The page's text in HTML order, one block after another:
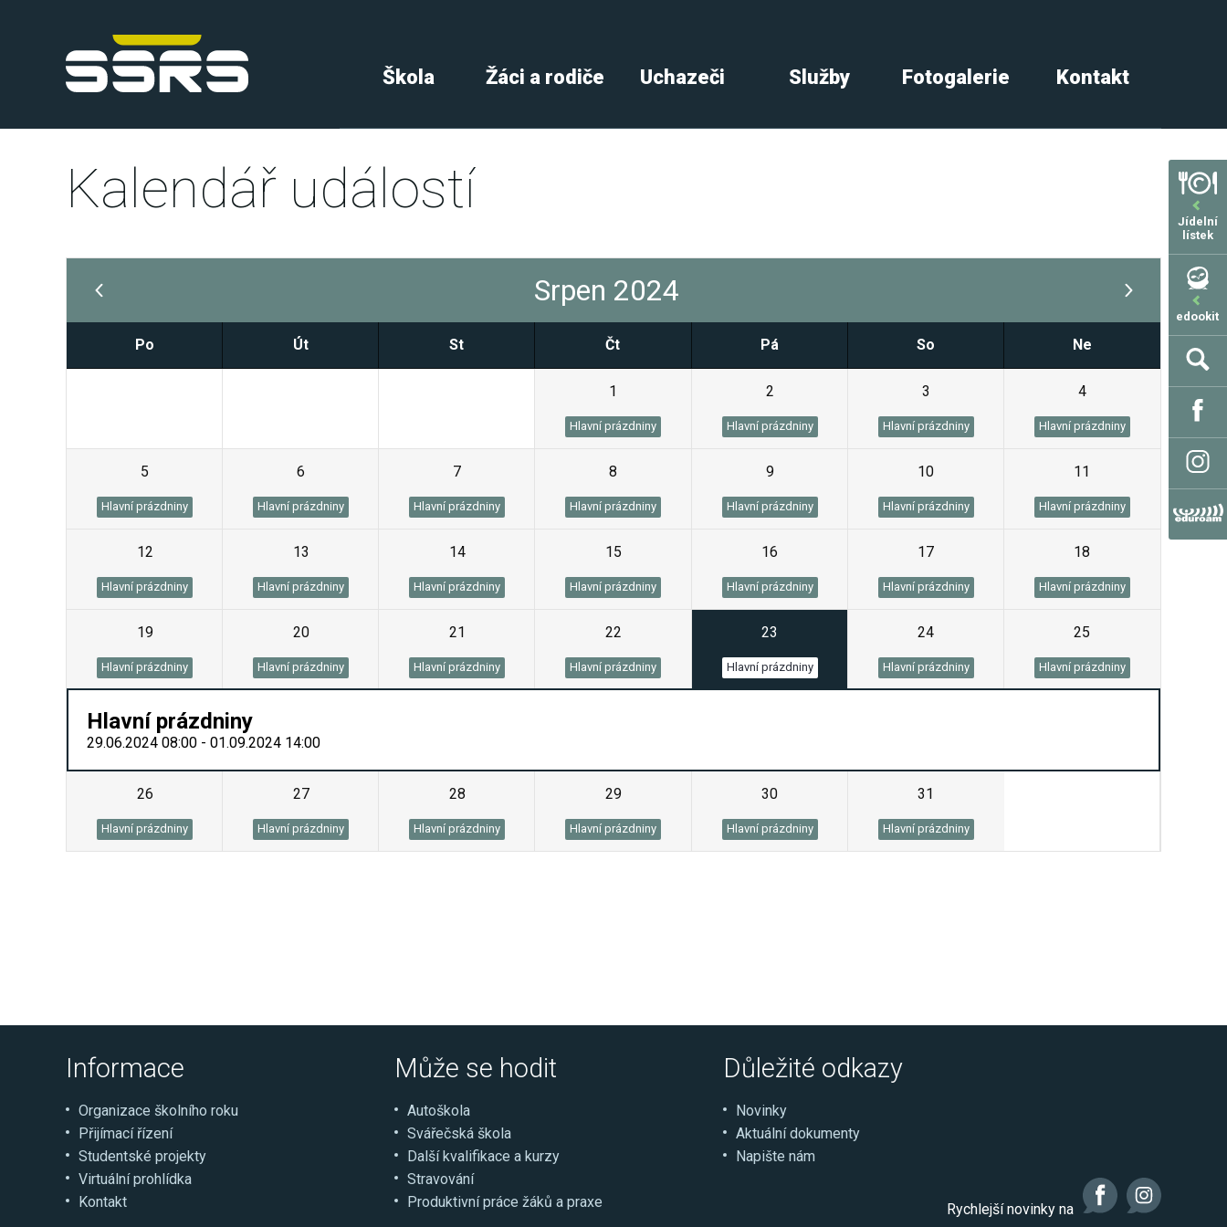
Jídelní
lístek
edookit
Škola Žáci a rodiče Uchazeči Služby Fotogalerie Kontakt
Kalendář událostí
Srpen 2024
Po Út St Čt Pá So Ne
1
Hlavní prázdniny
2
Hlavní prázdniny
3
Hlavní prázdniny
4
Hlavní prázdniny
5
Hlavní prázdniny
6
Hlavní prázdniny
7
Hlavní prázdniny
8
Hlavní prázdniny
9
Hlavní prázdniny
10
Hlavní prázdniny
11
Hlavní prázdniny
12
Hlavní prázdniny
13
Hlavní prázdniny
14
Hlavní prázdniny
15
Hlavní prázdniny
16
Hlavní prázdniny
17
Hlavní prázdniny
18
Hlavní prázdniny
19
Hlavní prázdniny
20
Hlavní prázdniny
21
Hlavní prázdniny
22
Hlavní prázdniny
23
Hlavní prázdniny
24
Hlavní prázdniny
25
Hlavní prázdniny
Hlavní prázdniny
29.06.2024 08:00 - 01.09.2024 14:00
26
Hlavní prázdniny
27
Hlavní prázdniny
28
Hlavní prázdniny
29
Hlavní prázdniny
30
Hlavní prázdniny
31
Hlavní prázdniny
Informace
Organizace školního roku
Přijímací řízení
Studentské projekty
Virtuální prohlídka
Kontakt
Může se hodit
Autoškola
Svářečská škola
Další kvalifikace a kurzy
Stravování
Produktivní práce žáků a praxe
Důležité odkazy
Novinky
Aktuální dokumenty
Napište nám
Rychlejší novinky na